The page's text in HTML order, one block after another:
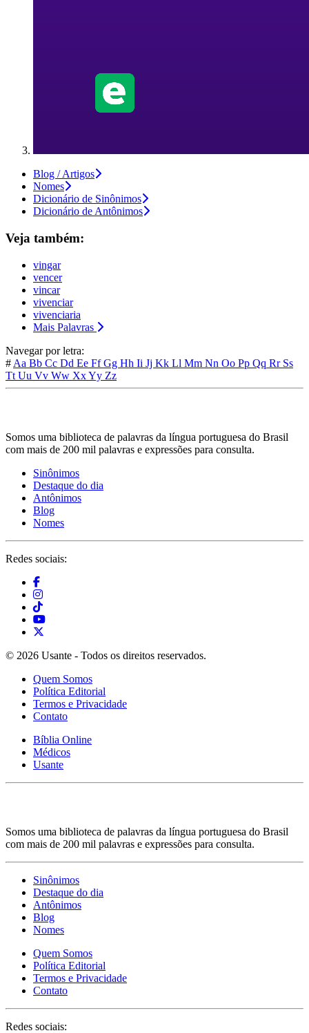
Blog / Artigos
Nomes
Dicionário de Sinônimos
Dicionário de Antônimos
Veja também:
vingar
vencer
vincar
vivenciar
vivenciaria
Mais Palavras
Navegar por letra:
# Aa Bb Cc Dd Ee FfGg Hh Ii Jj Kk Ll Mm Nn Oo Pp Qq Rr Ss
Tt Uu Vv Ww XxYy Zz
Somos uma biblioteca de palavras da língua portuguesa do Brasil
com mais de 200 mil palavras e expressões para consulta.
Sinônimos
Destaque do dia
Antônimos
Blog
Nomes
Redes sociais:
© 2026 Usante - Todos os direitos reservados.
Quem Somos
Política Editorial
Termos e Privacidade
Contato
Bíblia Online
Médicos
Usante
Somos uma biblioteca de palavras da língua portuguesa do Brasil
com mais de 200 mil palavras e expressões para consulta.
Sinônimos
Destaque do dia
Antônimos
Blog
Nomes
Quem Somos
Política Editorial
Termos e Privacidade
Contato
Redes sociais: